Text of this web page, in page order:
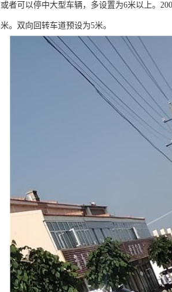
或者可以停中大型车辆，多设置为6米以上。
米。双向回转车道预设为5米。